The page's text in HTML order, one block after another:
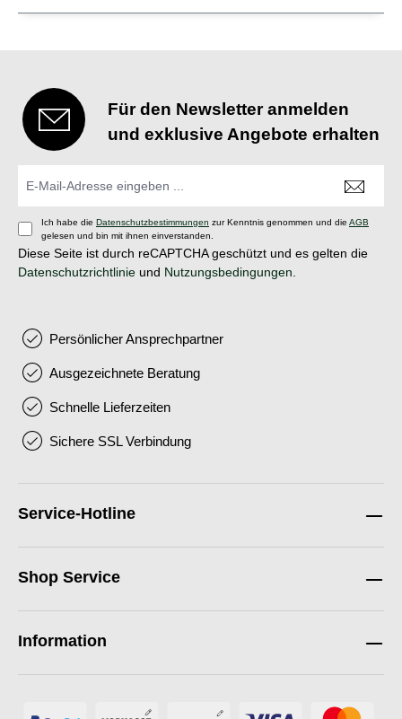
Für den Newsletter anmelden
und exklusive Angebote erhalten
Ich habe die Datenschutzbestimmungen zur Kenntnis genommen und die AGB
gelesen und bin mit ihnen einverstanden.
Diese Seite ist durch reCAPTCHA geschützt und es gelten die
Datenschutzrichtlinie und Nutzungsbedingungen
Persönlicher Ansprechpartner
Ausgezeichnete Beratung
Schnelle Lieferzeiten
Sichere SSL Verbindung
Service-Hotline
Shop Service
Information